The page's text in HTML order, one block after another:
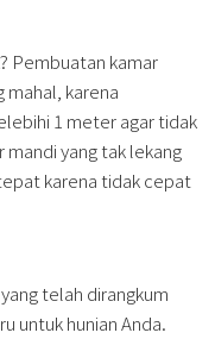
Pembuatan kamar
mahal, karena
1 meter agar tidak
mandi yang tak lekang
karena tidak cepat
telah dirangkum
untuk hunian Anda.